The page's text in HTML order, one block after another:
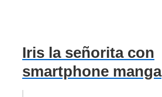
Iris la señorita con
smartphone manga